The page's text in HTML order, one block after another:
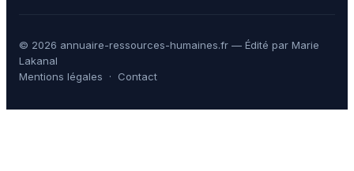
© 2026 annuaire-ressources-humaines.fr — Édité par Marie
Lakanal
Mentions légales · Contact